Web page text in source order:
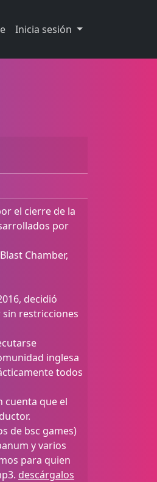
Inicia sesión
el cierre de la
por
Chamber,
decidió
restricciones
inglesa
todos
cuenta que el
de bsc games)
y varios
para quien
descárgalos